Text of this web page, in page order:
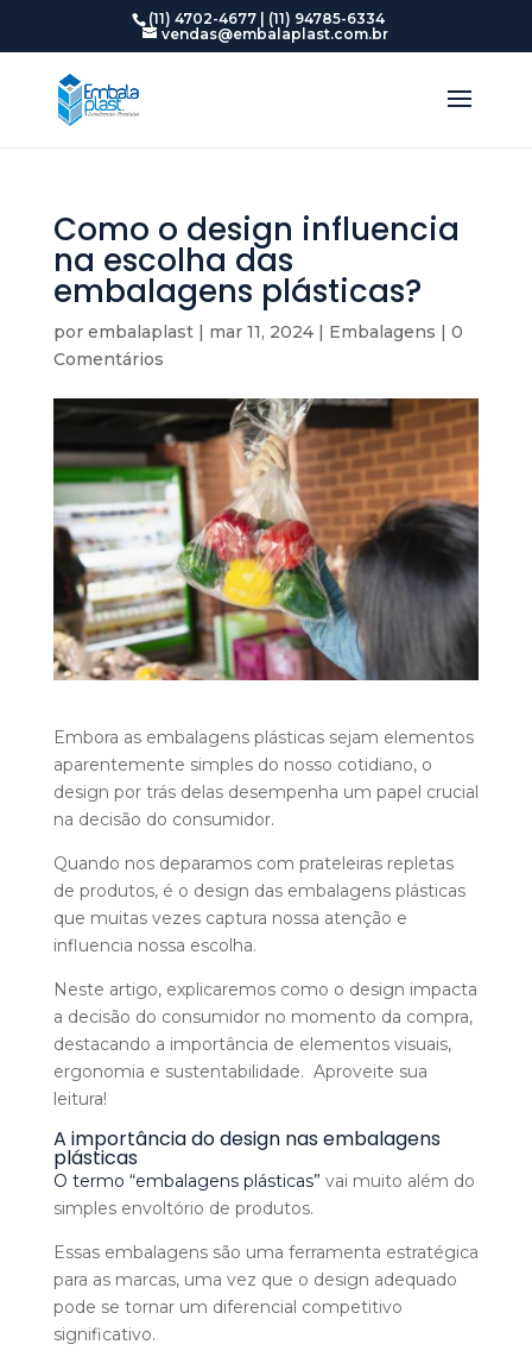
(11) 4702-4677 | (11) 94785-6334
vendas@embalaplast.com.br
Como o design influencia
na escolha das
embalagens plásticas?
por embalaplast| mar 11, 2024| Embalagens | 0
Comentários
Embora as embalagens plásticas sejam elementos
aparentemente simples do nosso cotidiano, o
design por trás delas desempenha um papel crucial
na decisão do consumidor.
Quando nos deparamos com prateleiras repletas
de produtos, é o design das embalagens plásticas
que muitas vezes captura nossa atenção e
influencia nossa escolha.
Neste artigo, explicaremos como o design impacta
a decisão do consumidor no momento da compra,
destacando a importância de elementos visuais,
ergonomia e sustentabilidade. Aproveite sua
leitura!
A importância do design nas embalagens
plásticas
O termo “embalagens plásticas” vai muito além do
simples envoltório de produtos.
Essas embalagens são uma ferramenta estratégica
para as marcas, uma vez que o design adequado
pode se tornar um diferencial competitivo
significativo.